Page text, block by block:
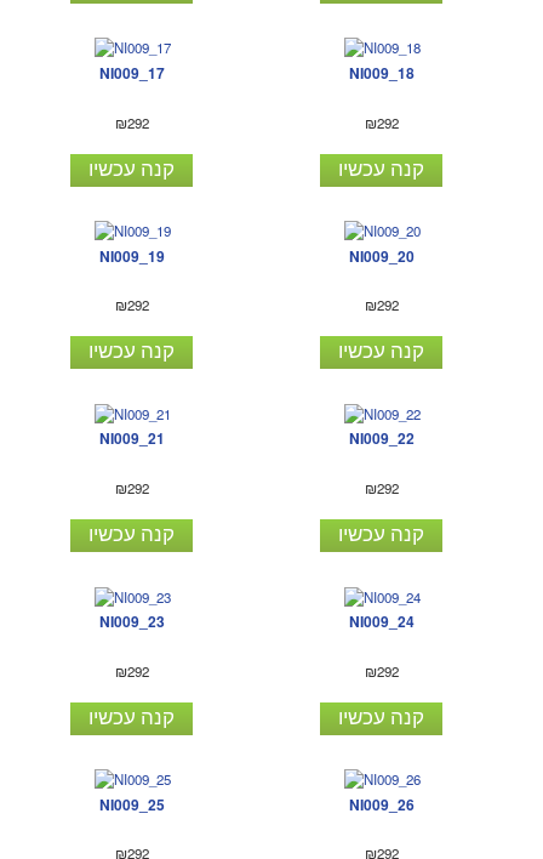
NI009_17
₪292
קנה עכשיו
NI009_18
₪292
קנה עכשיו
NI009_19
₪292
קנה עכשיו
NI009_20
₪292
קנה עכשיו
NI009_21
₪292
קנה עכשיו
NI009_22
₪292
קנה עכשיו
NI009_23
₪292
קנה עכשיו
NI009_24
₪292
קנה עכשיו
NI009_25
₪292
NI009_26
₪292